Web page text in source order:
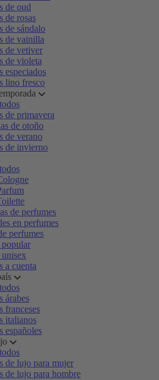
de oud
de rosas
de sándalo
de vainilla
de vetiver
de violeta
especiados
lino fresco
de primavera
de otoño
de verano
de invierno
de perfumes
en perfumes
perfumes
popular
a cuenta
árabes
franceses
italianos
españoles
de lujo para mujer
de lujo para hombre